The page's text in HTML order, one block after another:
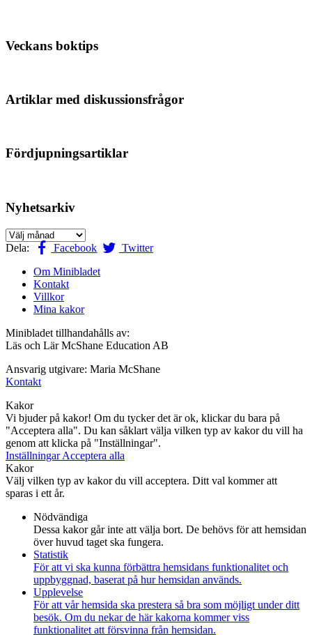
Veckans boktips
Artiklar med diskussionsfrågor
Fördjupningsartiklar
Nyhetsarkiv
Nyhetsarkiv
Dela:
Facebook
Twitter
Om Minibladet
Kontakt
Villkor
Mina kakor
Minibladet tillhandahålls av:
Läs och Lär McShane Education AB
Ansvarig utgivare: Maria McShane
Kontakt
Kakor
Vi bjuder på kakor! Om du tycker det är ok, klickar du bara på
"Acceptera alla". Du kan såklart välja vilken typ av kakor du vill ha
genom att klicka på "Inställningar".
InställningarAcceptera alla
Kakor
Välj vilken typ av kakor du vill acceptera. Ditt val kommer att
sparas i ett år.
Nödvändiga
Dessa kakor går inte att välja bort. De behövs för att hemsidan
över huvud taget ska fungera.
Statistik
För att vi ska kunna förbättra hemsidans funktionalitet och
uppbyggnad, baserat på hur hemsidan används.
Upplevelse
För att vår hemsida ska prestera så bra som möjligt under ditt
besök. Om du nekar de här kakorna kommer viss
funktionalitet att försvinna från hemsidan.